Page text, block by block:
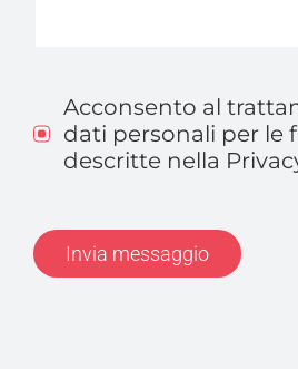
Acconsento al
dati personali per le
descritte nella
Invia messaggio